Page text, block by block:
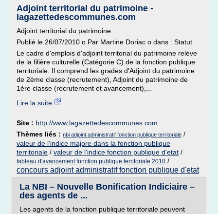
Adjoint territorial du patrimoine -
lagazettedescommunes.com
Adjoint territorial du patrimoine
Publié le 26/07/2010 o Par Martine Doriac o dans : Statut
Le cadre d'emplois d'adjoint territorial du patrimoine relève
de la filière culturelle (Catégorie C) de la fonction publique
territoriale. Il comprend les grades d'Adjoint du patrimoine
de 2ème classe (recrutement), Adjoint du patrimoine de
1ère classe (recrutement et avancement),...
Lire la suite
Site : http://www.lagazettedescommunes.com
Thèmes liés : nbi adjoint administratif fonction publique territoriale /
valeur de l'indice majore dans la fonction publique
territoriale / valeur de l'indice fonction publique d'etat /
tableau d'avancement fonction publique territoriale 2010 /
concours adjoint administratif fonction publique d'etat
La NBI – Nouvelle Bonification Indiciaire –
des agents de ...
Les agents de la fonction publique territoriale peuvent